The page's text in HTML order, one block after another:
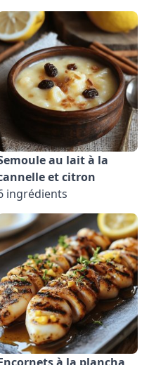
au lait à la
et citron
ingrédients